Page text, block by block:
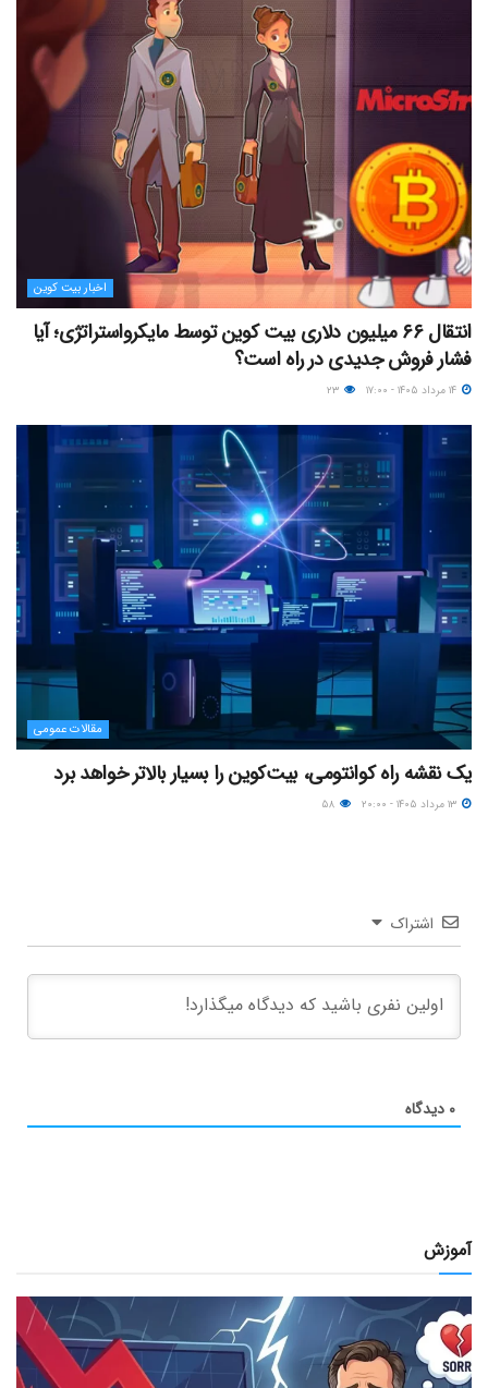
اخبار بیت کوین
انتقال ۶۶ میلیون دلاری بیت کوین توسط مایکرواستراتژی؛ آیا
فشار فروش جدیدی در راه است؟
مقالات عمومی
یک نقشه راه کوانتومی، بیت‌کوین را بسیار بالاتر خواهد برد
اشتراک
۰ دیدگاه
آموزش